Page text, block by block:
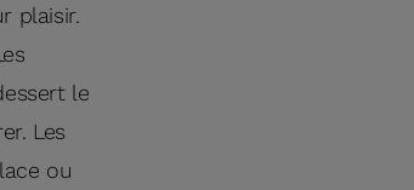
plaisir.
le
Les
ou